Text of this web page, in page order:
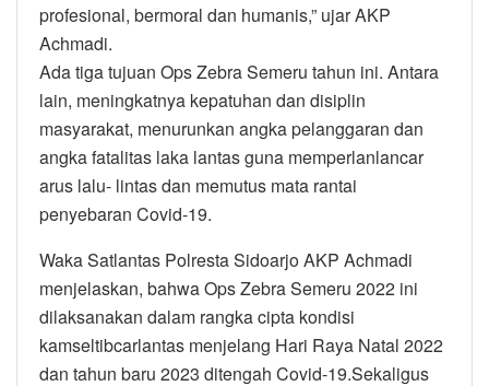
profesional, bermoral dan humanis,” ujar AKP
Achmadi.
Ada tiga tujuan Ops Zebra Semeru tahun ini. Antara
lain, meningkatnya kepatuhan dan disiplin
masyarakat, menurunkan angka pelanggaran dan
angka fatalitas laka lantas guna memperlanlancar
arus lalu- lintas dan memutus mata rantai
penyebaran Covid-19.
Waka Satlantas Polresta Sidoarjo AKP Achmadi
menjelaskan, bahwa Ops Zebra Semeru 2022 ini
dilaksanakan dalam rangka cipta kondisi
kamseltibcarlantas menjelang Hari Raya Natal 2022
dan tahun baru 2023 ditengah Covid-19.Sekaligus